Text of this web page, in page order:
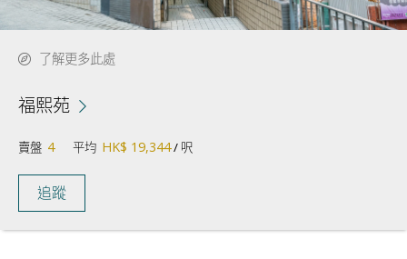
了解更多此處
福熙苑
賣盤 4 平均 HK$ 19,344/ 呎
追蹤